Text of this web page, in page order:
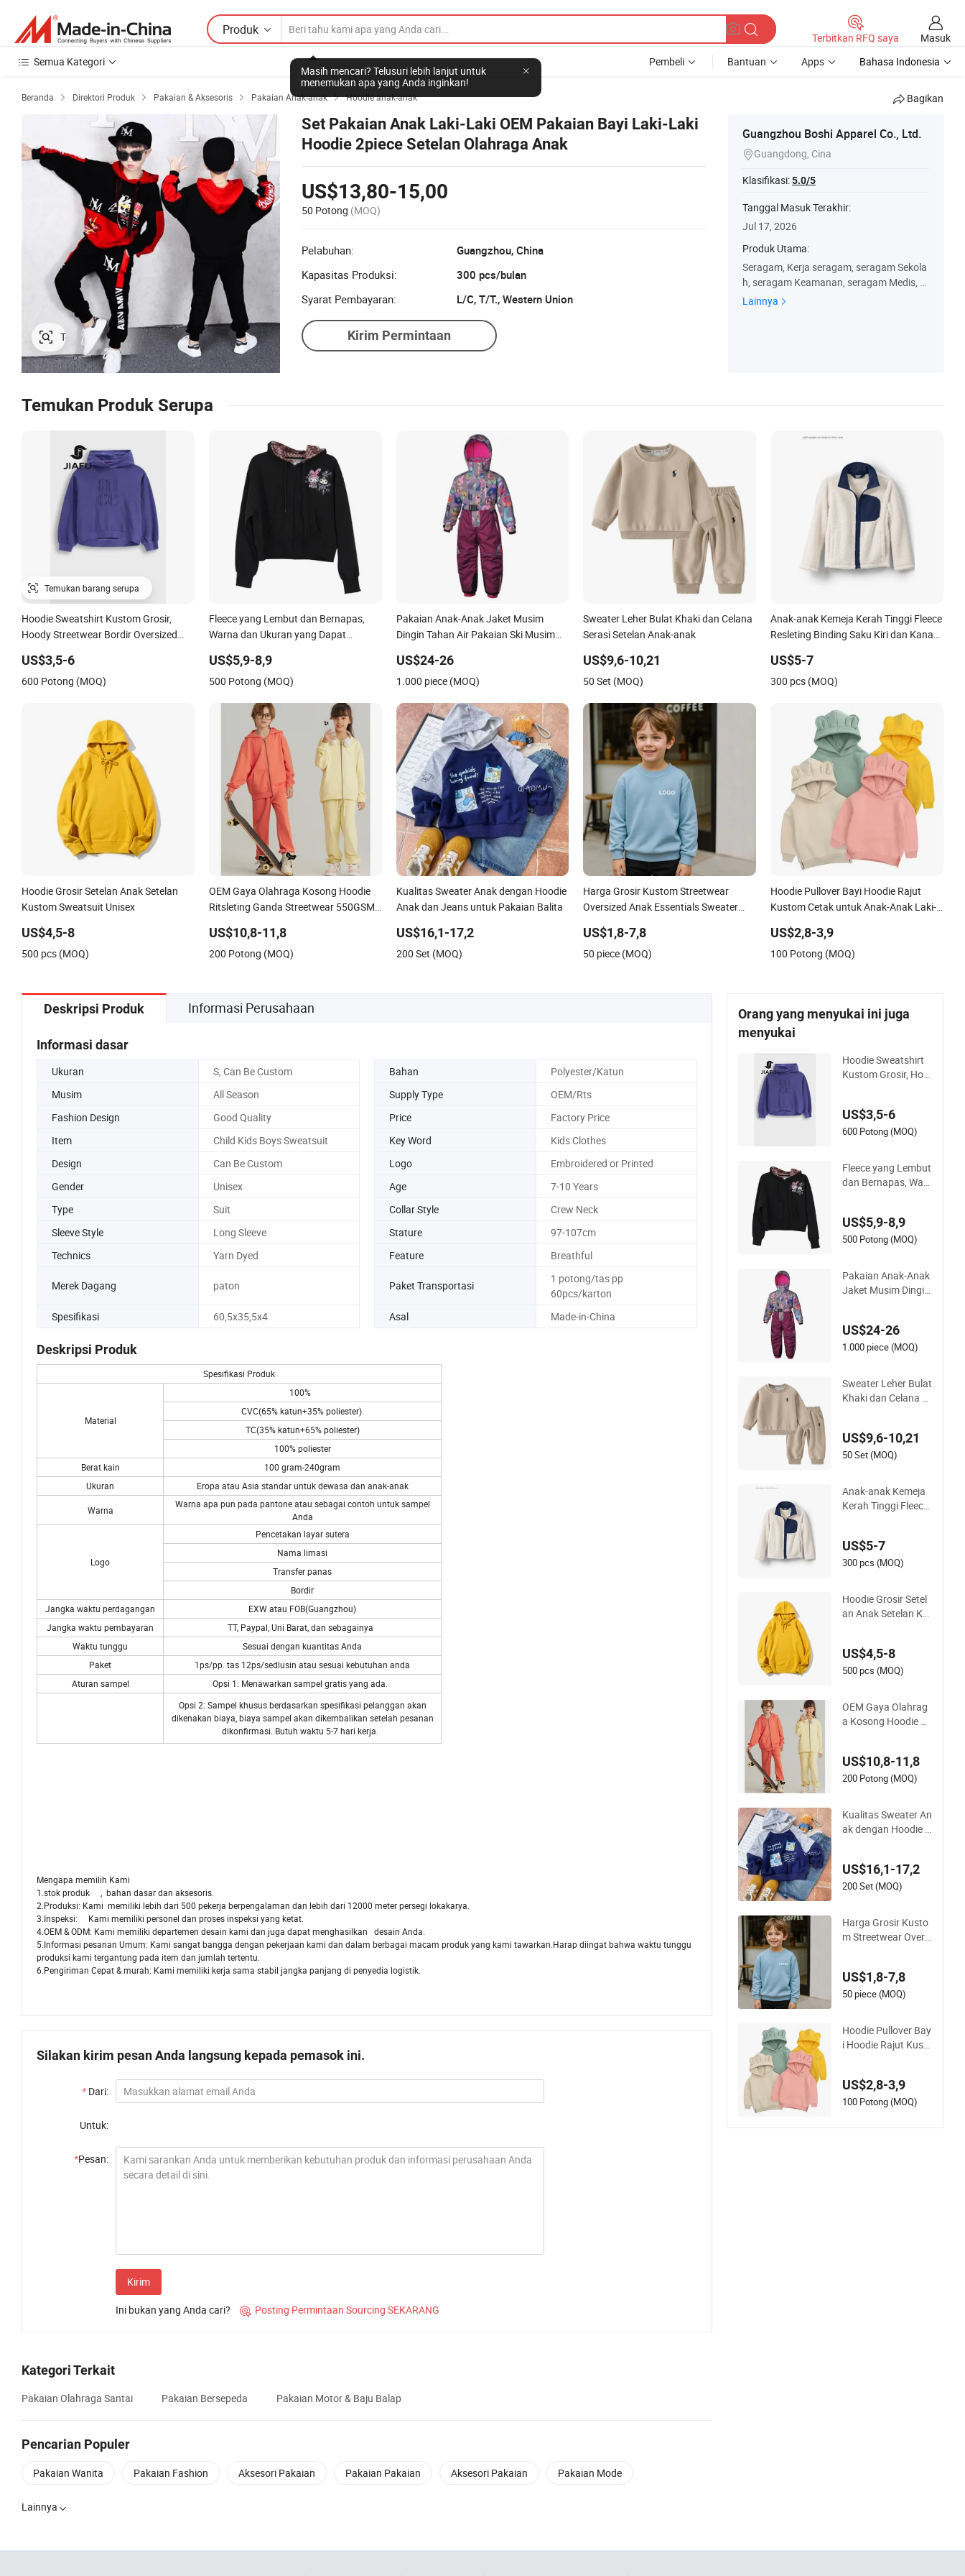
Produk
Masih mencari? Telusuri lebih lanjut untuk
menemukan apa yang Anda inginkan!
Terbitkan RFQ saya
Masuk
Semua Kategori
Pembeli Bantuan Apps Bahasa Indonesia
Beranda  Direktori Produk  Pakaian & Aksesoris  Pakaian Anak-anak  Hoodie anak-anak Bagikan
Set Pakaian Anak Laki-Laki OEM Pakaian Bayi Laki-Laki
Hoodie 2piece Setelan Olahraga Anak
US$13,80-15,00
50 Potong (MOQ)
Pelabuhan:
Guangzhou, China
Kapasitas Produksi:
300 pcs/bulan
Syarat Pembayaran:
L/C, T/T., Western Union
Kirim Permintaan
Guangzhou Boshi Apparel Co., Ltd.
Guangdong, Cina
Klasifikasi:5.0/5
Tanggal Masuk Terakhir:
Jul 17, 2026
Produk Utama:
Seragam, Kerja seragam, seragam Sekola
h, seragam Keamanan, seragam Medis, S
eragam keselamatan, Keausan, kaos, baj
Lainnya
Temukan Produk Serupa
Hoodie Sweatshirt Kustom Grosir,
Hoody Streetwear Bordir Oversized
untuk Perempuan & Wanita
US$3,5-6
600 Potong (MOQ)
Fleece yang Lembut dan Bernapas,
Warna dan Ukuran yang Dapat
Hoodie Fleece Anak
US$5,9-8,9
500 Potong (MOQ)
Pakaian Anak-Anak Jaket Musim
Dingin Tahan Air Pakaian Ski Musim
Ruangan
US$24-26
1.000 piece (MOQ)
Sweater Leher Bulat Khaki dan Celana
Serasi Setelan Anak-anak
US$9,6-10,21
50 Set (MOQ)
Anak-anak Kemeja Kerah Tinggi Fleece
Resleting Binding Saku Kiri dan Kanan
Potongan Regulart Kustomisasi Jaket
Hoodie Luar untuk Laki-laki dan
US$5-7
300 pcs (MOQ)
Hoodie Grosir Setelan Anak Setelan
Kustom Sweatsuit Unisex
US$4,5-8
500 pcs (MOQ)
OEM Gaya Olahraga Kosong Hoodie
Ritsleting Ganda Streetwear 550GSM
Ritsleting Katun
US$10,8-11,8
200 Potong (MOQ)
Kualitas Sweater Anak dengan Hoodie
Anak dan Jeans untuk Pakaian Balita
US$16,1-17,2
200 Set (MOQ)
Harga Grosir Kustom Streetwear
Oversized Anak Essentials Sweater
US$1,8-7,8
50 piece (MOQ)
Hoodie Pullover Bayi Hoodie Rajut
Kustom Cetak untuk Anak-Anak Laki-
US$2,8-3,9
100 Potong (MOQ)
Deskripsi Produk Informasi Perusahaan
Informasi dasar
Ukuran S, Can Be Custom Bahan
Polyester/Katun
Musim
All Season Supply Type
OEM/Rts
Fashion Design
Good Quality Price
Factory Price
Item
Child Kids Boys Sweatsuit Key Word
Kids Clothes
Design
Can Be Custom Logo
Embroidered or Printed
Gender
Unisex Age
7-10 Years
Type
Suit Collar Style
Crew Neck
Sleeve Style
Long Sleeve Stature
97-107cm
Technics
Yarn Dyed Feature Breathful
Merek Dagang paton Paket Transportasi
1 potong/tas pp
60pcs/karton
Spesifikasi
60,5x35,5x4 Asal Made-in-China
Deskripsi Produk
Spesifikasi Produk
Material
100%
CVC(65% katun+35% poliester).
TC(35% katun+65% poliester)
100% poliester
Berat kain
100 gram-240gram
Ukuran
Eropa atau Asia standar untuk dewasa dan anak-anak
Warna
Warna apa pun pada pantone atau sebagai contoh untuk sampel
Anda
Logo
Pencetakan layar sutera
Nama limasi
Transfer panas
Bordir
Jangka waktu perdagangan
EXW atau FOB(Guangzhou)
Jangka waktu pembayaran
TT, Paypal, Uni Barat, dan sebagainya
Waktu tunggu
Sesuai dengan kuantitas Anda
Paket
1ps/pp. tas 12ps/sedlusin atau sesuai kebutuhan anda
Aturan sampel
Opsi 1: Menawarkan sampel gratis yang ada.
Opsi 2: Sampel khusus berdasarkan spesifikasi pelanggan akan
dikenakan biaya, biaya sampel akan dikembalikan setelah pesanan
dikonfirmasi. Butuh waktu 5-7 hari kerja.
Mengapa memilih Kami
1.stok produk , bahan dasar dan aksesoris.
2.Produksi: Kami memiliki lebih dari 500 pekerja berpengalaman dan lebih dari 12000 meter persegi lokakarya.
3.Inspeksi: Kami memiliki personel dan proses inspeksi yang ketat.
4.OEM & ODM: Kami memiliki departemen desain kami dan juga dapat menghasilkan desain Anda.
5.Informasi pesanan Umum: Kami sangat bangga dengan pekerjaan kami dan dalam berbagai macam produk yang kami tawarkan.Harap diingat bahwa waktu tunggu
produksi kami tergantung pada item dan jumlah tertentu.
6.Pengiriman Cepat & murah: Kami memiliki kerja sama stabil jangka panjang di penyedia logistik.
Silakan kirim pesan Anda langsung kepada pemasok ini.
* Dari:
Untuk:
*Pesan:
Kirim
Ini bukan yang Anda cari?  Posting Permintaan Sourcing SEKARANG
Kategori Terkait
Pakaian Olahraga Santai Pakaian Bersepeda Pakaian Motor & Baju Balap
Pencarian Populer
Pakaian Wanita Pakaian Fashion Aksesori Pakaian Pakaian Pakaian Aksesori Pakaian Pakaian Mode
Lainnya 
Orang yang menyukai ini juga
menyukai
Hoodie Sweatshirt
Kustom Grosir, Hoo
Unisex Pakaian Ola
hraga untuk Perem
US$3,5-6
600 Potong (MOQ)
Fleece yang Lembut
dan Bernapas, War
Pullover Anak-anak,
Hoodie Fleece Anak
US$5,9-8,9
500 Potong (MOQ)
Pakaian Anak-Anak
Jaket Musim Dingin
aian Olahraga Luar
Ruangan
US$24-26
1.000 piece (MOQ)
Sweater Leher Bulat
Khaki dan Celana S
US$9,6-10,21
50 Set (MOQ)
Anak-anak Kemeja
Kerah Tinggi Fleece
Santai Musim Dingi
n Antipilling Potong
uar untuk Laki-laki d
an Perempuan
US$5-7
300 pcs (MOQ)
Hoodie Grosir Setel
an Anak Setelan Ku
US$4,5-8
500 pcs (MOQ)
OEM Gaya Olahrag
a Kosong Hoodie Ri
ersized Unisex Vinta
ge 100% Hoodie Rit
US$10,8-11,8
200 Potong (MOQ)
Kualitas Sweater An
ak dengan Hoodie A
US$16,1-17,2
200 Set (MOQ)
Harga Grosir Kusto
m Streetwear Oversi
odie Anak
US$1,8-7,8
50 piece (MOQ)
Hoodie Pullover Bay
i Hoodie Rajut Kust
enggunakan Hoodie
US$2,8-3,9
100 Potong (MOQ)